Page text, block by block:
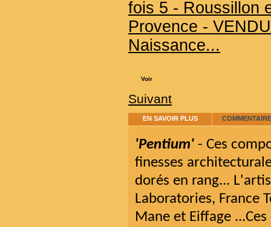
Naissance...
Voir
Suivant
EN SAVOIR PLUS
'Pentium' - Ces
finesses
dorés en rang...
Laboratories, France
Mane et Eiffage